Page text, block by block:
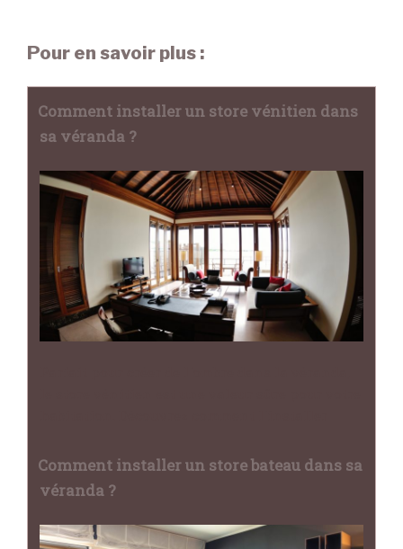
Pour en savoir plus :
Comment installer un store vénitien dans
sa véranda ?
Comment installer un store bateau dans sa
véranda ?